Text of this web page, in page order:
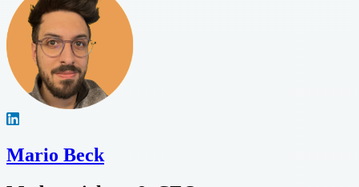
Mario Beck